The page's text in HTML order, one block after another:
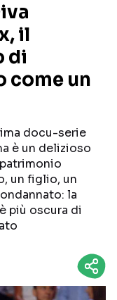
STREAMING
il
di
come un
docu-serie
è un delizioso
un figlio, un
la
più oscura di